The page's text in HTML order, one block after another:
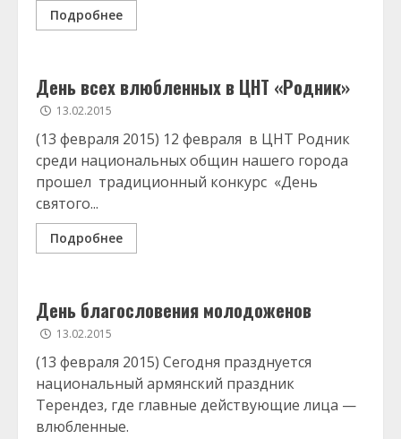
Подробнее
День всех влюбленных в ЦНТ «Родник»
13.02.2015
(13 февраля 2015) 12 февраля в ЦНТ Родник
среди национальных общин нашего города
прошел традиционный конкурс «День
святого...
Подробнее
День благословения молодоженов
13.02.2015
(13 февраля 2015) Сегодня празднуется
национальный армянский праздник
Терендез, где главные действующие лица —
влюбленные.